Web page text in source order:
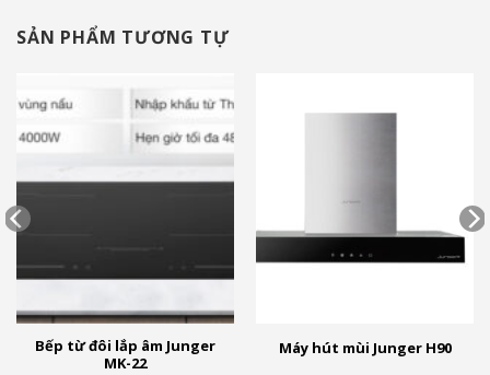
SẢN PHẨM TƯƠNG TỰ
Bếp từ đôi lắp âm Junger
MK-22
Máy hút mùi Junger H90